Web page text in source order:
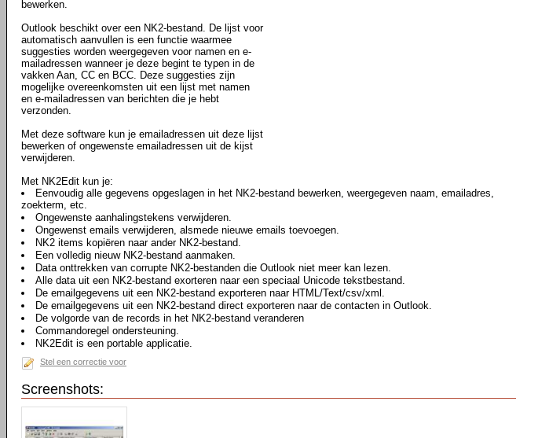
bewerken.
Outlook beschikt over een NK2-bestand. De lijst voor
automatisch aanvullen is een functie waarmee
suggesties worden weergegeven voor namen en e-
mailadressen wanneer je deze begint te typen in de
vakken Aan, CC en BCC. Deze suggesties zijn
mogelijke overeenkomsten uit een lijst met namen
en e-mailadressen van berichten die je hebt
verzonden.
Met deze software kun je emailadressen uit deze lijst
bewerken of ongewenste emailadressen uit de kijst
verwijderen.
Met NK2Edit kun je:
Eenvoudig alle gegevens opgeslagen in het NK2-bestand bewerken, weergegeven naam, emailadres,
zoekterm, etc.
Ongewenste aanhalingstekens verwijderen.
Ongewenst emails verwijderen, alsmede nieuwe emails toevoegen.
NK2 items kopiëren naar ander NK2-bestand.
Een volledig nieuw NK2-bestand aanmaken.
Data onttrekken van corrupte NK2-bestanden die Outlook niet meer kan lezen.
Alle data uit een NK2-bestand exorteren naar een speciaal Unicode tekstbestand.
De emailgegevens uit een NK2-bestand exporteren naar HTML/Text/csv/xml.
De emailgegevens uit een NK2-bestand direct exporteren naar de contacten in Outlook.
De volgorde van de records in het NK2-bestand veranderen
Commandoregel ondersteuning.
NK2Edit is een portable applicatie.
Stel een correctie voor
Screenshots: